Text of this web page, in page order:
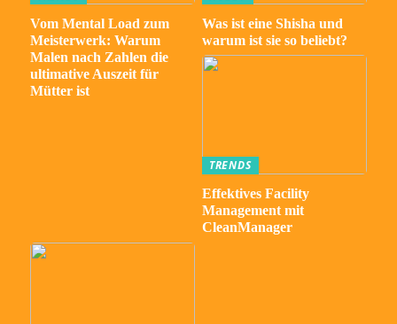
Vom Mental Load zum
Meisterwerk: Warum
Malen nach Zahlen die
ultimative Auszeit für
Mütter ist
Was ist eine Shisha und
warum ist sie so beliebt?
TRENDS
Effektives Facility
Management mit
CleanManager